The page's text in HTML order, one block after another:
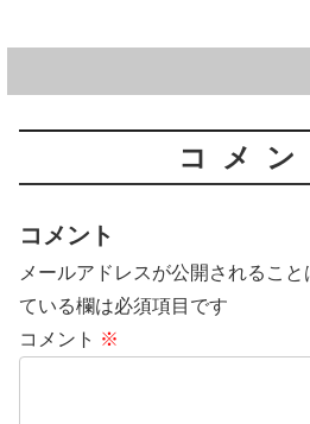
コメン
コメント
メールアドレスが公開されること
ている欄は必須項目です
コメント ※